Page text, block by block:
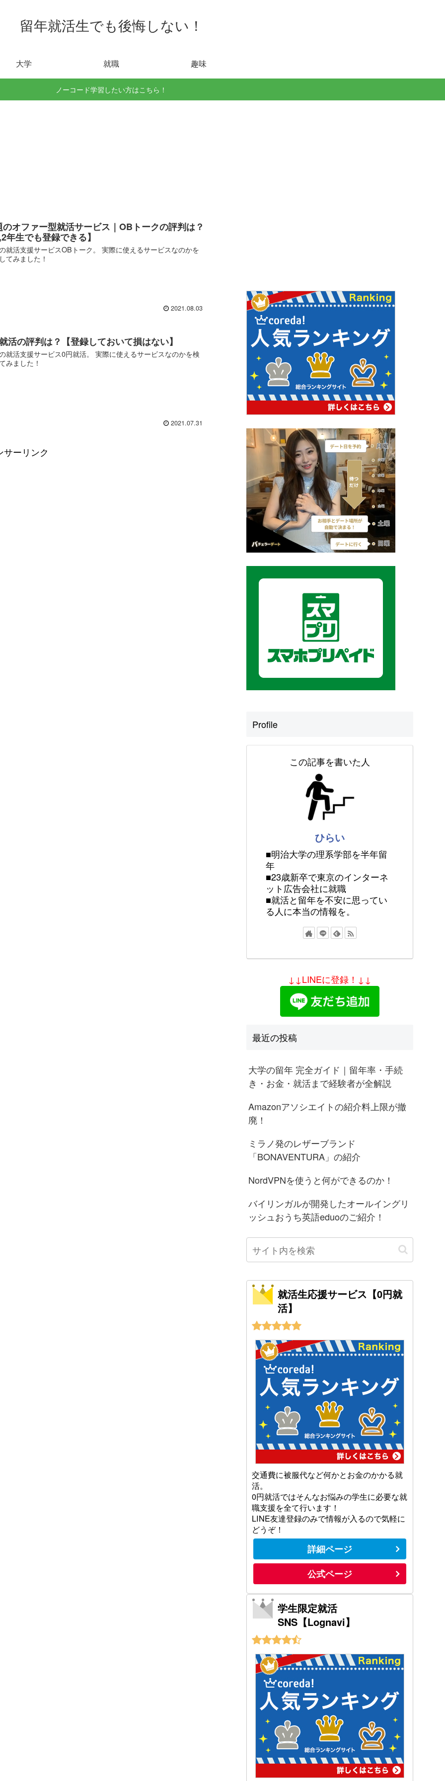
留年就活生でも後悔しない！
大学 就職 趣味
ノーコード学習したい方はこちら！
のオファー型就活サービス｜OBトークの評判は？
年生でも登録できる】
就活支援サービスOBトーク。 実際に使えるサービスなのかを
てみました！
2021.08.03
活の評判は？【登録しておいて損はない】
就活支援サービス0円就活。 実際に使えるサービスなのかを検
みました！
2021.07.31
サーリンク
Profile
この記事を書いた人
ひらい
■明治大学の理系学部を半年留
年
■23歳新卒で東京のインターネ
ット広告会社に就職
■就活と留年を不安に思ってい
る人に本当の情報を。
↓↓LINEに登録！↓↓
最近の投稿
大学の留年 完全ガイド｜留年率・手続
き・お金・就活まで経験者が全解説
Amazonアソシエイトの紹介料上限が撤
廃！
ミラノ発のレザーブランド
「BONAVENTURA」の紹介
NordVPNを使うと何ができるのか！
バイリンガルが開発したオールイングリ
ッシュおうち英語eduoのご紹介！
就活生応援サービス【0円就
活】
交通費に被服代など何かとお金のかかる就
活。
0円就活ではそんなお悩みの学生に必要な就
職支援を全て行います！
LINE友達登録のみで情報が入るので気軽に
どうぞ！
詳細ページ
公式ページ
学生限定就活
SNS【Lognavi】